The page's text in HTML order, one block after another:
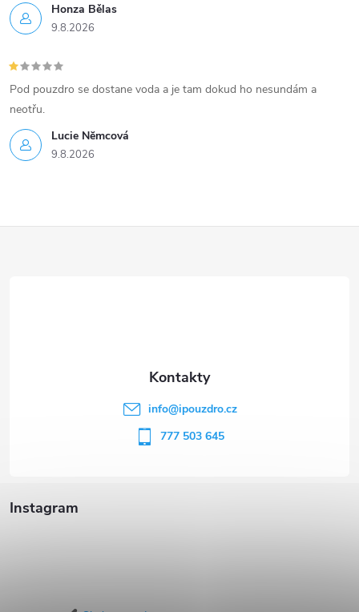
u
Honza Bělas
9.8.2026
Lucie Nĕmcová
9.8.2026
Pod pouzdro se dostane voda a je tam dokud ho nesundám a
neotřu.
Instagram
info@ipouzdro.cz
777 503 645